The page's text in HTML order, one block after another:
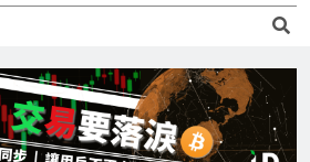
Saylor澄清：公司與個人分